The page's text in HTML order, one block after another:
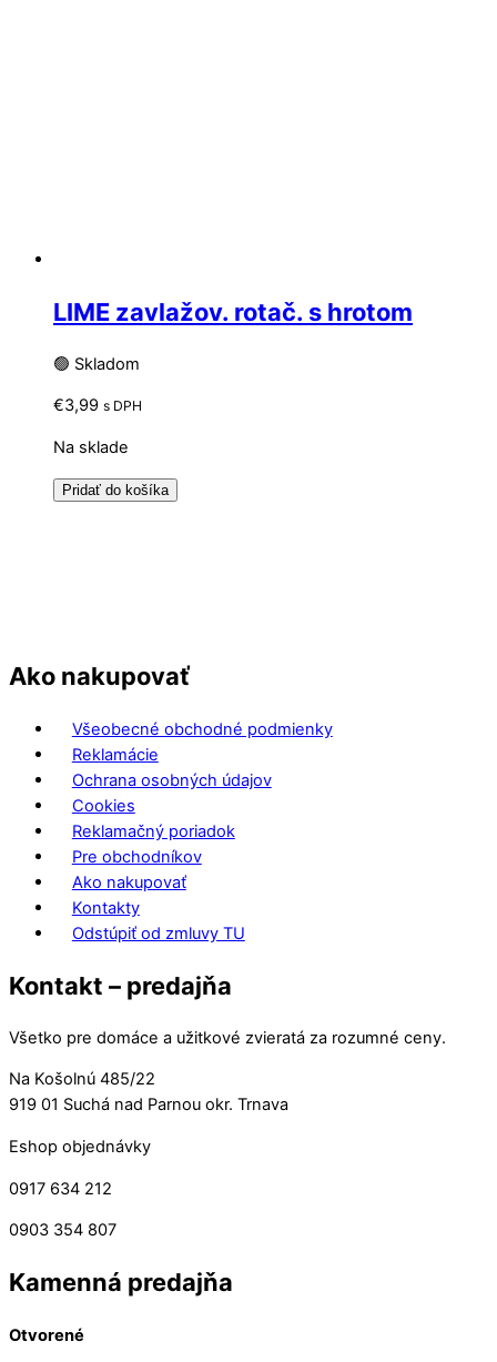
LIME zavlažov. rotač. s hrotom
🟢 Skladom
€3,99 s DPH
Na sklade
Pridať do košíka
Ako nakupovať
Všeobecné obchodné podmienky
Reklamácie
Ochrana osobných údajov
Cookies
Reklamačný poriadok
Pre obchodníkov
Ako nakupovať
Kontakty
Odstúpiť od zmluvy TU
Kontakt – predajňa
Všetko pre domáce a užitkové zvieratá za rozumné ceny.
Na Košolnú 485/22
919 01 Suchá nad Parnou okr. Trnava
Eshop objednávky
0917 634 212
0903 354 807
Kamenná predajňa
Otvorené